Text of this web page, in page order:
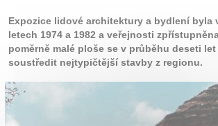
Před cestou
Atrakce
Kontakt
Expozice lidové architektury a bydlení byla
letech 1974 a 1982 a veřejnosti
poměrně malé ploše se v průběhu deseti
soustředit nejtypičtější stavby z regionu.